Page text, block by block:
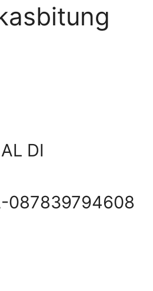
DI
087839794608